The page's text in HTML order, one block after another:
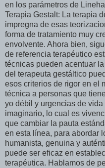
en los parámetros de
Terapia Gestalt: La terapia
impregna de esas
forma de tratamiento muy
envolvente. Ahora bien,
de referencia terapéutico
técnicas pueden acentuar la
del terapeuta gestáltico
esos criterios de rigor en el
técnica a personas que
yo débil y urgencias de
imaginario, lo cual es
que cambiar la pauta
en esta línea, para abordar
humanista, genuina y
puede ser eficaz en
terapéutica. Hablamos de